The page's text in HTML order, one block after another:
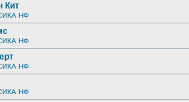
Кит
НФ
НФ
НФ
НФ